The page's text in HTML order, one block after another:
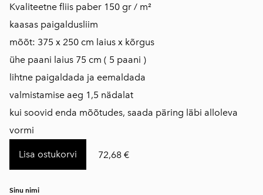
Kvaliteetne fliis paber 150 gr / m²
kaasas paigaldusliim
mõõt: 375 x 250 cm laius x kõrgus
ühe paani laius 75 cm ( 5 paani )
lihtne paigaldada ja eemaldada
​valmistamise aeg 1,5 nädalat
kui soovid enda mõõtudes, saada päring läbi alloleva
vormi
Lisa ostukorvi 72,68 €
Sinu nimi